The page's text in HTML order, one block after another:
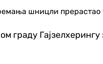
шницли
Гајзелхерингу